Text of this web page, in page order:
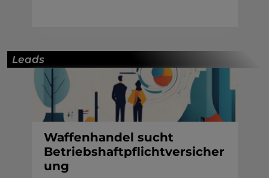
Leads
Waffenhandel sucht
Betriebshaftpflichtversicher
ung